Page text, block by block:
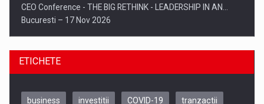
CEO Conference - THE BIG RETHINK - LEADERSHIP IN AN…
Bucuresti – 17 Nov 2026
ETICHETE
business investitii COVID-19 tranzactii